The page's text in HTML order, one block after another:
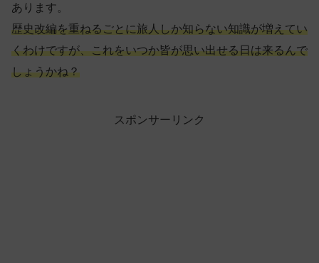
あります。
歴史改編を重ねるごとに旅人しか知らない知識が増えてい
くわけですが、これをいつか皆が思い出せる日は来るんで
しょうかね？
スポンサーリンク